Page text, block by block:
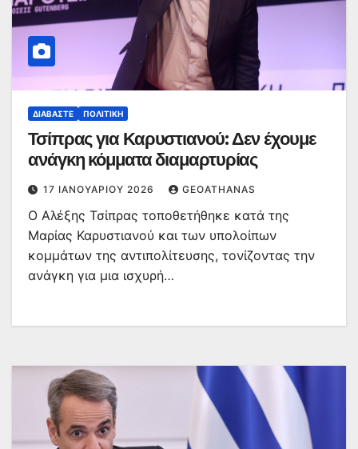
ΔΙΑΒΆΣΤΕ ΠΟΛΙΤΙΚΉ
Τσίπρας για Καρυστιανού: Δεν έχουμε
ανάγκη κόμματα διαμαρτυρίας
17 ΙΑΝΟΥΑΡΊΟΥ 2026 GEOATHANAS
Ο Αλέξης Τσίπρας τοποθετήθηκε κατά της
Μαρίας Καρυστιανού και των υπολοίπων
κομμάτων της αντιπολίτευσης, τονίζοντας την
ανάγκη για μια ισχυρή…